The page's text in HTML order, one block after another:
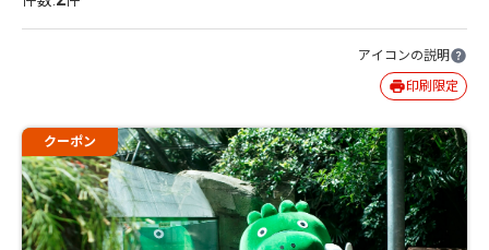
アイコンの説明
印刷限定
クーポン